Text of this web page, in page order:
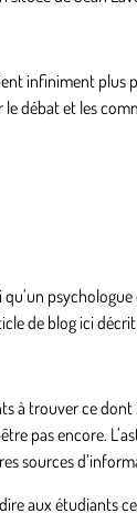
infiniment
débat et les
psychologue
de blog ici
à trouver ce
pas encore.
sources
aux